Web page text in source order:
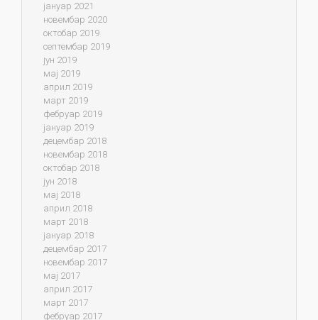
јануар 2021
новембар 2020
октобар 2019
септембар 2019
јун 2019
мај 2019
април 2019
март 2019
фебруар 2019
јануар 2019
децембар 2018
новембар 2018
октобар 2018
јун 2018
мај 2018
април 2018
март 2018
јануар 2018
децембар 2017
новембар 2017
мај 2017
април 2017
март 2017
фебруар 2017